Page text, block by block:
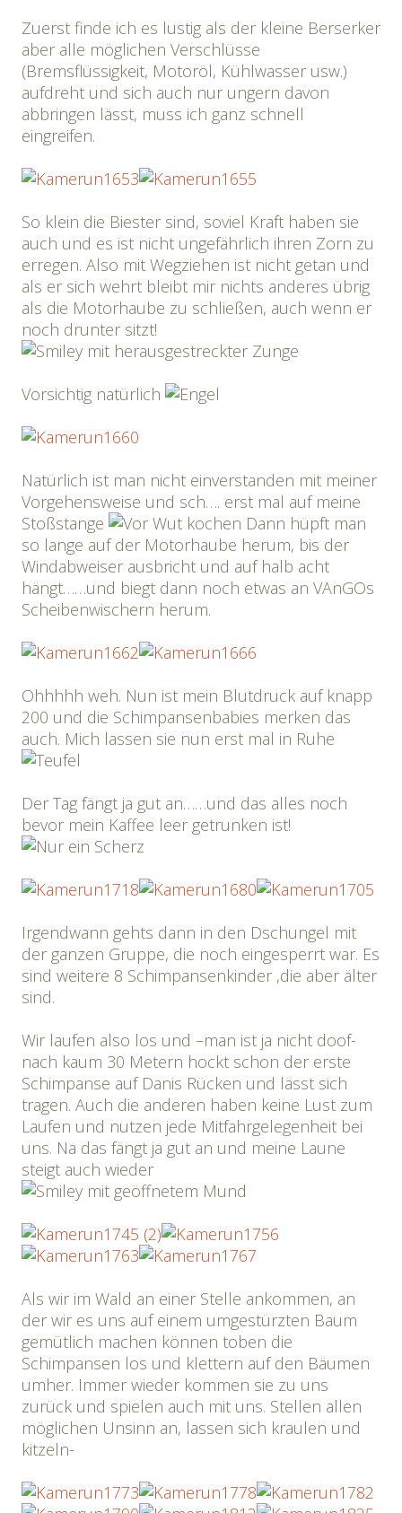
Zuerst finde ich es lustig als der kleine Berserker
aber alle möglichen Verschlüsse
(Bremsflüssigkeit, Motoröl, Kühlwasser usw.)
aufdreht und sich auch nur ungern davon
abbringen lässt, muss ich ganz schnell
eingreifen.
So klein die Biester sind, soviel Kraft haben sie
auch und es ist nicht ungefährlich ihren Zorn zu
erregen. Also mit Wegziehen ist nicht getan und
als er sich wehrt bleibt mir nichts anderes übrig
als die Motorhaube zu schließen, auch wenn er
noch drunter sitzt!
Vorsichtig natürlich
Natürlich ist man nicht einverstanden mit meiner
Vorgehensweise und sch…. erst mal auf meine
Stoßstange
Dann hüpft man
so lange auf der Motorhaube herum, bis der
Windabweiser ausbricht und auf halb acht
hängt……und biegt dann noch etwas an VAnGOs
Scheibenwischern herum.
Ohhhhh weh. Nun ist mein Blutdruck auf knapp
200 und die Schimpansenbabies merken das
auch. Mich lassen sie nun erst mal in Ruhe
Der Tag fängt ja gut an……und das alles noch
bevor mein Kaffee leer getrunken ist!
Irgendwann gehts dann in den Dschungel mit
der ganzen Gruppe, die noch eingesperrt war. Es
sind weitere 8 Schimpansenkinder ,die aber älter
sind.
Wir laufen also los und –man ist ja nicht doof-
nach kaum 30 Metern hockt schon der erste
Schimpanse auf Danis Rücken und lässt sich
tragen. Auch die anderen haben keine Lust zum
Laufen und nutzen jede Mitfahrgelegenheit bei
uns. Na das fängt ja gut an und meine Laune
steigt auch wieder
Als wir im Wald an einer Stelle ankommen, an
der wir es uns auf einem umgestürzten Baum
gemütlich machen können toben die
Schimpansen los und klettern auf den Bäumen
umher. Immer wieder kommen sie zu uns
zurück und spielen auch mit uns. Stellen allen
möglichen Unsinn an, lassen sich kraulen und
kitzeln-